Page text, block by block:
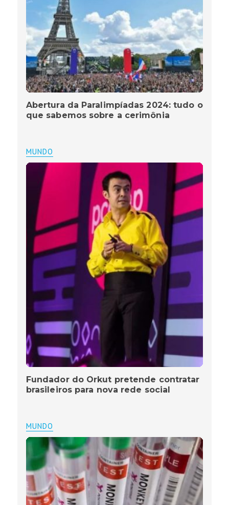
Abertura da Paralimpíadas 2024: tudo o
que sabemos sobre a cerimônia
MUNDO
Fundador do Orkut pretende contratar
brasileiros para nova rede social
MUNDO